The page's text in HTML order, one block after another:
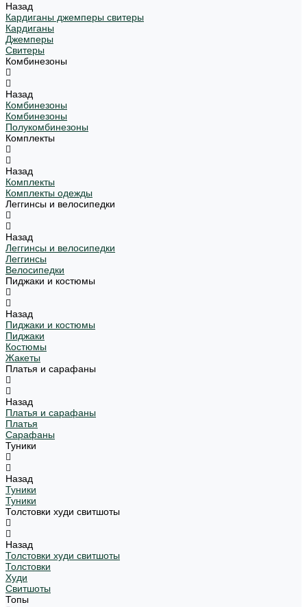
Назад
Кардиганы джемперы свитеры
Кардиганы
Джемперы
Свитеры
Комбинезоны
Назад
Комбинезоны
Комбинезоны
Полукомбинезоны
Комплекты
Назад
Комплекты
Комплекты одежды
Леггинсы и велосипедки
Назад
Леггинсы и велосипедки
Леггинсы
Велосипедки
Пиджаки и костюмы
Назад
Пиджаки и костюмы
Пиджаки
Костюмы
Жакеты
Платья и сарафаны
Назад
Платья и сарафаны
Платья
Сарафаны
Туники
Назад
Туники
Туники
Толстовки худи свитшоты
Назад
Толстовки худи свитшоты
Толстовки
Худи
Свитшоты
Топы